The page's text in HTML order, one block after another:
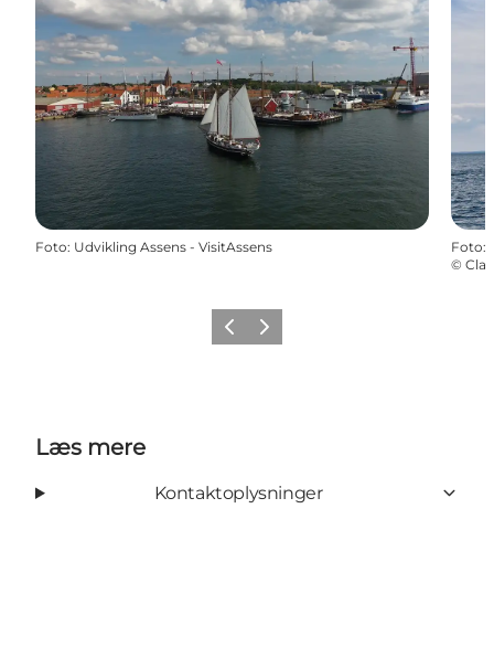
Foto: Udvikling Assens - VisitAssens Foto:
©
ForrigeNæste
Læs mere
Kontaktoplysninger